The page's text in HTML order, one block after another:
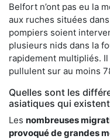
Belfort n’ont pas eu la
aux ruches situées
pompiers soient
plusieurs nids dans la
rapidement multipliés.
pullulent sur au moins
Quelles sont les
asiatiques qui
Les nombreuses
provoqué de grandes